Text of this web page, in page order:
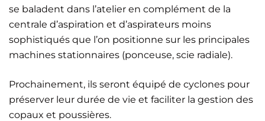
se baladent dans l’atelier en complément de la
centrale d’aspiration et d’aspirateurs moins
sophistiqués que l’on positionne sur les principales
machines stationnaires (ponceuse, scie radiale).
Prochainement, ils seront équipé de cyclones pour
préserver leur durée de vie et faciliter la gestion des
copaux et poussières.